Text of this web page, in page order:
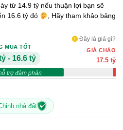
từ 14.9 tỷ nếu thuận lợi bạn sẽ
16.6 tỷ đó
, Hãy tham khảo bảng
Đây là giá gì?
MUA TỐT
- 16.6 tỷ
trợ đàm phán
GIÁ CHÀO
17.5 tỷ
nhà đất